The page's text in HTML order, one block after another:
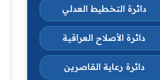
دائرة التخطيط العدلي
دائرة الأصلاح العراقية
دائرة رعاية القاصرين